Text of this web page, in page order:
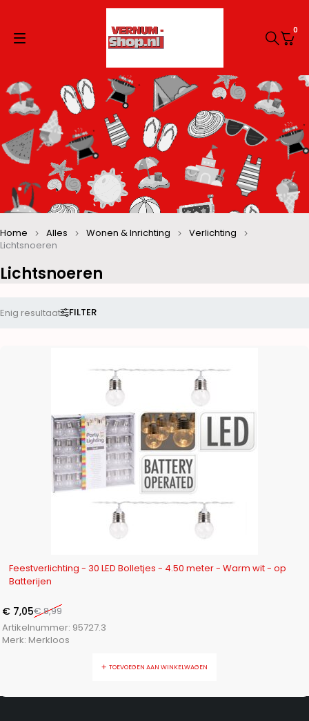
0
Lichtsnoeren
Home Alles Wonen & Inrichting
Verlichting
Lichtsnoeren
FILTER
Enig resultaat
Feestverlichting - 30 LED Bolletjes - 4.50 meter - Warm wit - op
Batterijen
€8,99
€ 7,05
Artikelnummer: 95727.3
Merk: Merkloos
TOEVOEGEN AAN WINKELWAGEN